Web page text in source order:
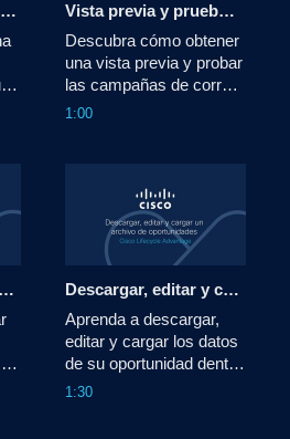
La transformación tecnológica de Nine con Cisco
Vista previa y prueba de campañas de correo electrónico: Cisco Lifecycle Advantage
Descubra cómo obtener
una vista previa y probar
las campañas de correo
electrónico en Cisco
1:00
Personalizar la configuración predeterminada - Cisco Lifecycle Advantage
Descargar, editar y cargar una oportunidad: Cisco Lifecycle Advantage
Aprenda a descargar,
editar y cargar los datos
de su oportunidad dentro
de Cisco Lifecycle
1:30